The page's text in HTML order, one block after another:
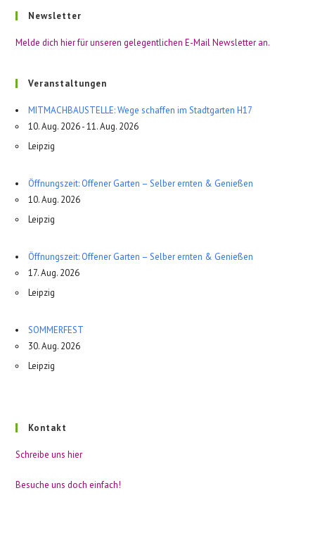
Newsletter
Melde dich hier für unseren gelegentlichen E-Mail Newsletter an.
Veranstaltungen
MITMACHBAUSTELLE: Wege schaffen im Stadtgarten H17
10. Aug. 2026 - 11. Aug. 2026
Leipzig
Öffnungszeit: Offener Garten – Selber ernten & Genießen
10. Aug. 2026
Leipzig
Öffnungszeit: Offener Garten – Selber ernten & Genießen
17. Aug. 2026
Leipzig
SOMMERFEST
30. Aug. 2026
Leipzig
Kontakt
Schreibe uns hier
Besuche uns doch einfach!